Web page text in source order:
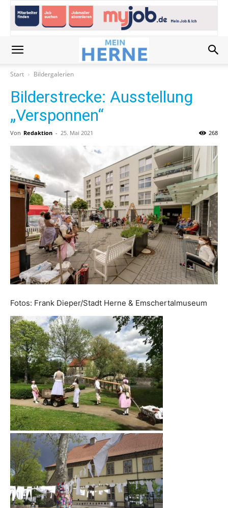
Start Bildergalerien
Bilderstrecke: Ausstellung
„Versponnen“
Von Redaktion - 25. Mai 2021 268
Fotos: Frank Dieper/Stadt Herne & Emschertalmuseum